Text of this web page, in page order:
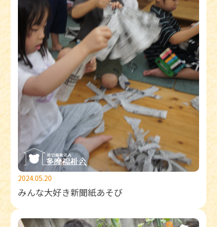
2024.05.20
みんな大好き新聞紙あそび